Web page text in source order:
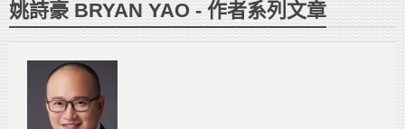
姚詩豪 BRYAN YAO - 作者系列文章